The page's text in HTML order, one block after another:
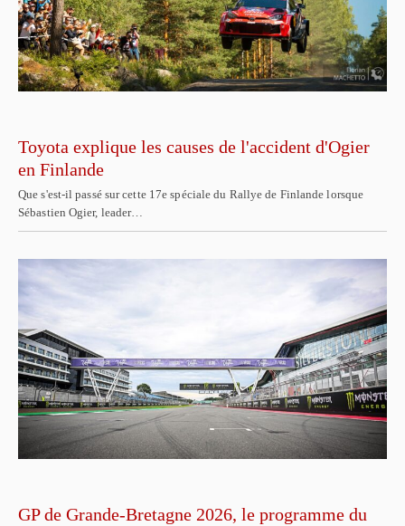
Toyota explique les causes de l'accident d'Ogier
en Finlande
Que s'est-il passé sur cette 17e spéciale du Rallye de Finlande lorsque
Sébastien Ogier, leader…
GP de Grande-Bretagne 2026, le programme du